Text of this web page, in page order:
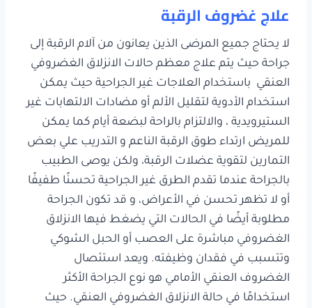
علاج غضروف الرقبة
لا يحتاج جميع المرضى الذين يعانون من آلام الرقبة إلى
جراحة حيث يتم علاج معظم حالات الانزلاق الغضروفي
العنقي باستخدام العلاجات غير الجراحية حيث يمكن
استخدام الأدوية لتقليل الألم أو مضادات الالتهابات غير
الستيرويدية ، والالتزام بالراحة لبضعة أيام كما يمكن
للمريض ارتداء طوق الرقبة الناعم و التدريب علي بعض
التمارين لتقوية عضلات الرقبة، ولكن يوصى الطبيب
بالجراحة عندما تقدم الطرق غير الجراحية تحسنًا طفيفًا
أو لا تظهر تحسن في الأعراض، و قد تكون الجراحة
مطلوبة أيضًا في الحالات التي يضغط فيها الانزلاق
الغضروفي مباشرة على العصب أو الحبل الشوكي
وتتسبب في فقدان وظيفته. ويعد استئصال
الغضروف العنقي الأمامي هو نوع الجراحة الأكثر
استخدامًا في حالة الانزلاق الغضروفي العنقي. حيث